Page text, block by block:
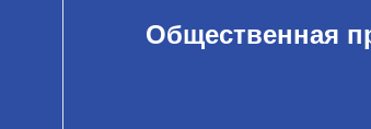
Общественная